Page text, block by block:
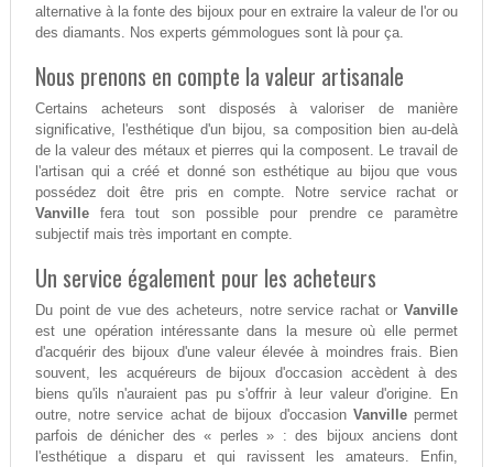
alternative à la fonte des bijoux pour en extraire la valeur de l'or ou
des diamants. Nos experts gémmologues sont là pour ça.
Nous prenons en compte la valeur artisanale
Certains acheteurs sont disposés à valoriser de manière
significative, l'esthétique d'un bijou, sa composition bien au-delà
de la valeur des métaux et pierres qui la composent. Le travail de
l'artisan qui a créé et donné son esthétique au bijou que vous
possédez doit être pris en compte. Notre service rachat or
Vanvillefera tout son possible pour prendre ce paramètre
subjectif mais très important en compte.
Un service également pour les acheteurs
Du point de vue des acheteurs, notre service rachat orVanville
est une opération intéressante dans la mesure où elle permet
d'acquérir des bijoux d'une valeur élevée à moindres frais. Bien
souvent, les acquéreurs de bijoux d'occasion accèdent à des
biens qu'ils n'auraient pas pu s'offrir à leur valeur d'origine. En
outre, notre service achat de bijoux d'occasion Vanvillepermet
parfois de dénicher des « perles » : des bijoux anciens dont
l'esthétique a disparu et qui ravissent les amateurs. Enfin,